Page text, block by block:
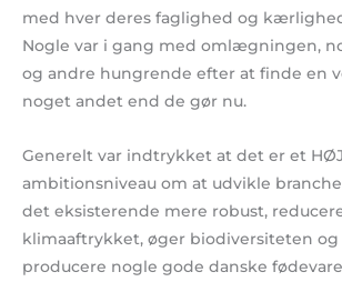
med hver deres faglighed og
Nogle var i gang med omlægningen,
og andre hungrende efter at finde en
noget andet end de gør nu.
Generelt var indtrykket at det er et
ambitionsniveau om at udvikle
det eksisterende mere robust,
klimaaftrykket, øger biodiversiteten
producere nogle gode danske